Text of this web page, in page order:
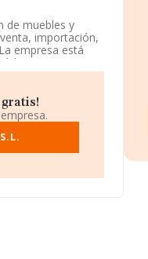
de muebles y
importación,
empresa está
3100. La
en Calle
De Tenerife,
la